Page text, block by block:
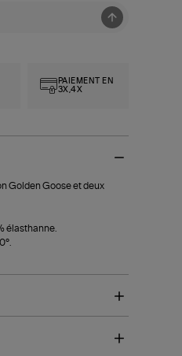
PAIEMENT EN
3X,4X
Golden Goose et deux
élasthanne.